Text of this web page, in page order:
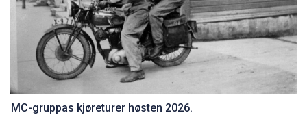
MC-gruppas kjøreturer høsten 2026.